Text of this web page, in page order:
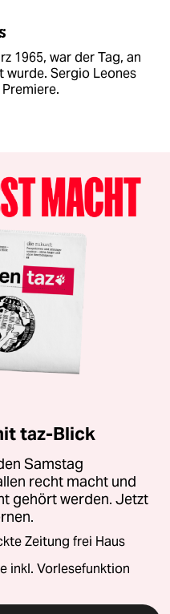
1965, war der Tag, an
wurde. Sergio Leones
taz-Blick
Samstag
recht macht und
gehört werden. Jetzt
Zeitung frei Haus
inkl. Vorlesefunktion